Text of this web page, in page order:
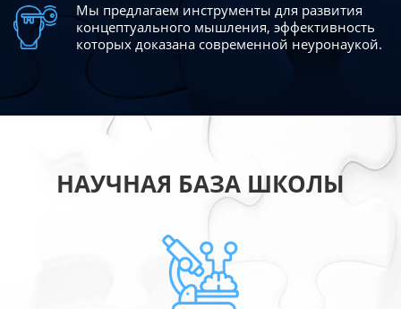
Мы предлагаем инструменты для развития
концептуального мышления, эффективность
которых доказана современной неуронаукой.
НАУЧНАЯ БАЗА ШКОЛЫ